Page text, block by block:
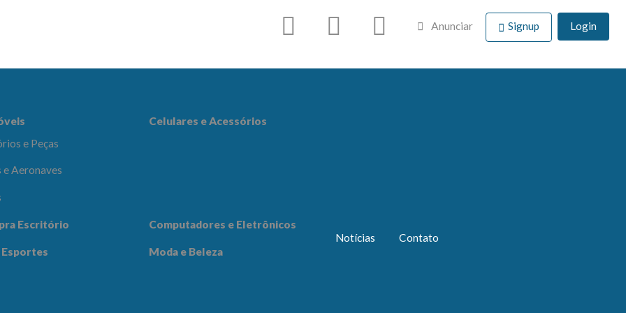
e
Beleza
Anunciar Signup Login
e Peças
e Aeronaves
Celulares e Acessórios
Escritório Computadores e Eletrônicos
Esportes Moda e Beleza
Notícias Contato